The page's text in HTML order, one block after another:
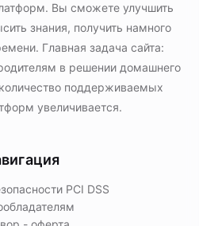
Вы сможете улучшить
знания, получить намного
Главная задача сайта:
в решении домашнего
поддерживаемых
увеличивается.
PСI DSS